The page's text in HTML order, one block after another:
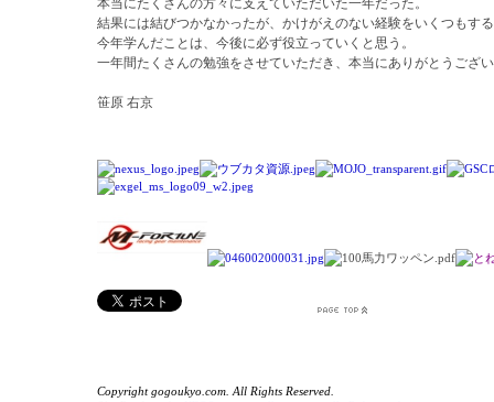
本当にたくさんの方々に支えていただいた一年だった。
結果には結びつかなかったが、かけがえのない経験をいくつもす
今年学んだことは、今後に必ず役立っていくと思う。
一年間たくさんの勉強をさせていただき、本当にありがとうござ
笹原 右京
Copyright gogoukyo.com. All Rights Reserved.